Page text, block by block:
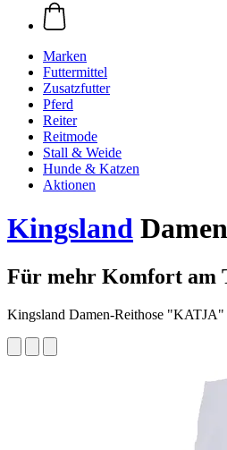
Marken
Futtermittel
Zusatzfutter
Pferd
Reiter
Reitmode
Stall & Weide
Hunde & Katzen
Aktionen
Kingsland
Für mehr Komfort am
Kingsland Damen-Reithose "KATJA"